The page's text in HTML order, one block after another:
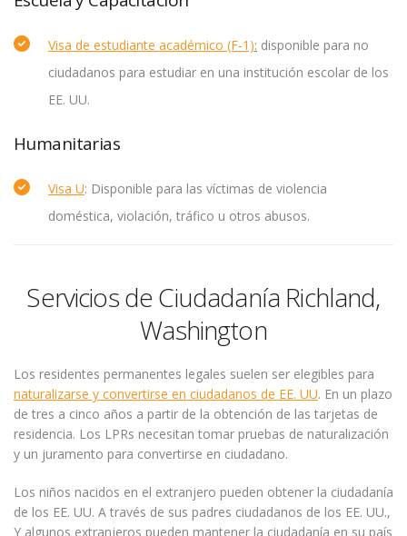
Visa de estudiante académico (F-1): disponible para no
ciudadanos para estudiar en una institución escolar de los
EE. UU.
Humanitarias
Visa U: Disponible para las víctimas de violencia
doméstica, violación, tráfico u otros abusos.
Servicios de Ciudadanía Richland,
Washington
Los residentes permanentes legales suelen ser elegibles para
naturalizarse y convertirse en ciudadanos de EE. UU. En un plazo
de tres a cinco años a partir de la obtención de las tarjetas de
residencia. Los LPRs necesitan tomar pruebas de naturalización
y un juramento para convertirse en ciudadano.
Los niños nacidos en el extranjero pueden obtener la ciudadanía
de los EE. UU. A través de sus padres ciudadanos de los EE. UU.,
Y algunos extranjeros pueden mantener la ciudadanía en su país